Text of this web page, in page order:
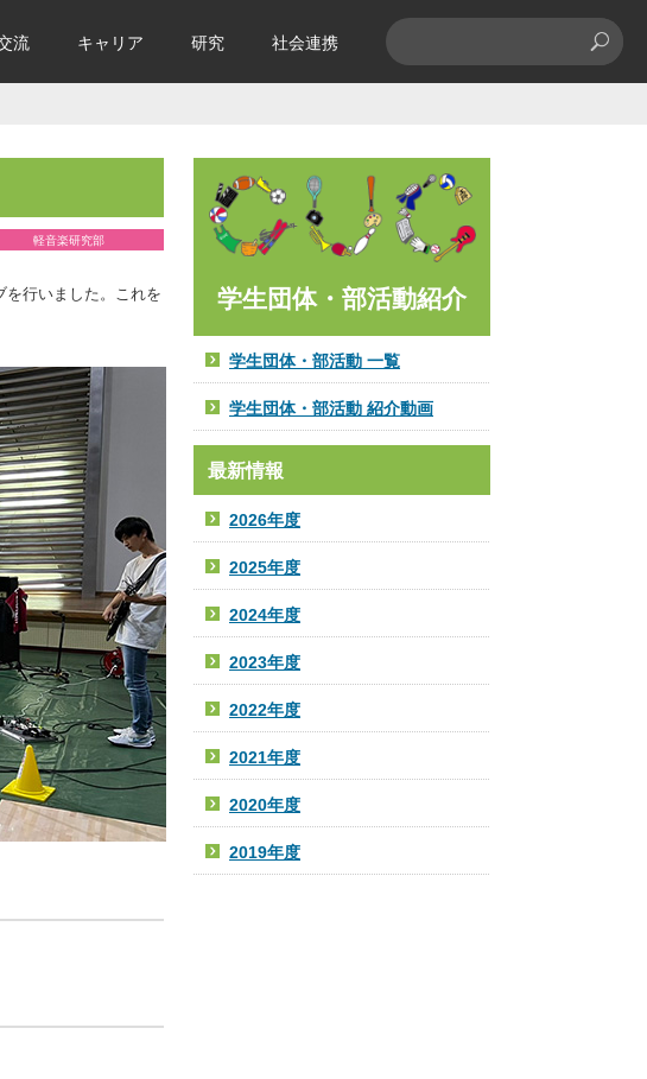
流 キャリア 研究 社会連携
軽音楽研究部
行いました。これを
学生団体・部活動紹介
学生団体・部活動 一覧
学生団体・部活動 紹介動画
最新情報
2026年度
2025年度
2024年度
2023年度
2022年度
2021年度
2020年度
2019年度